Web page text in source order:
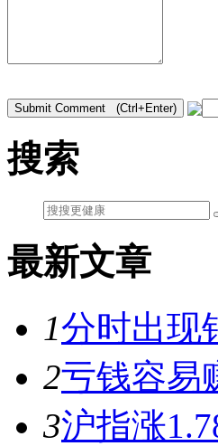
搜索
最新文章
1分时出现
2亏钱容易
3沪指涨